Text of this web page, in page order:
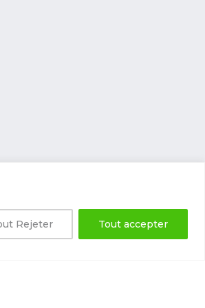
Rejeter Tout accepter